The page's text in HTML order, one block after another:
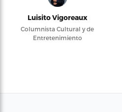
Luisito Vigoreaux
Columnista Cultural y de
Entretenimiento